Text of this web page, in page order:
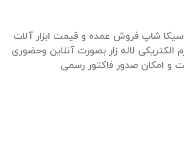
شاپ فروش عمده و قیمت ابزار آلات
لاله زار بصورت آنلاین وحضوری
و امکان صدور فاکتور رسمی